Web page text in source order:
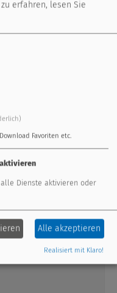
Tage)
erfahren, lesen Sie
Favoriten etc.
Dienste aktivieren oder
Alle akzeptieren
Realisiert mit Klaro!